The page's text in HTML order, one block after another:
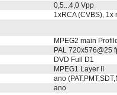
0,5...4,0 Vpp
1xRCA (CVBS), 1x
MPEG2 main
PAL 720x576@25
DVD Full D1
MPEG1 Layer II
ano
ano